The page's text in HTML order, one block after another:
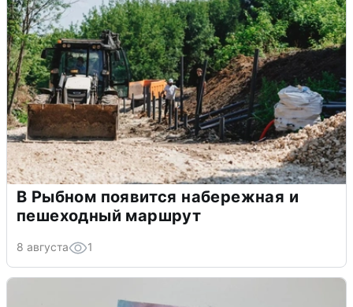
В Рыбном появится набережная и
пешеходный маршрут
8 августа 1